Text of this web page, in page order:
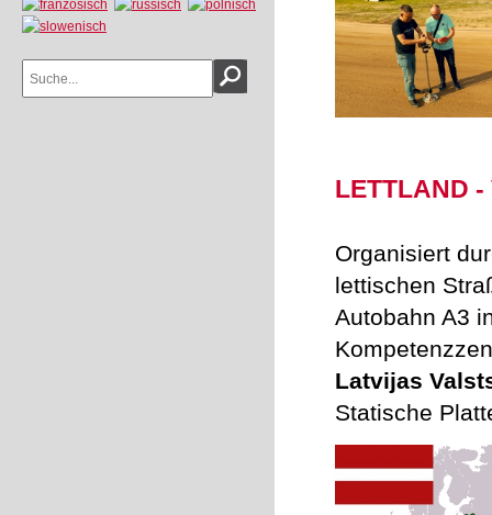
LETTLAND
Organisiert
lettischen
Autobahn A3
Latvijas
Statische